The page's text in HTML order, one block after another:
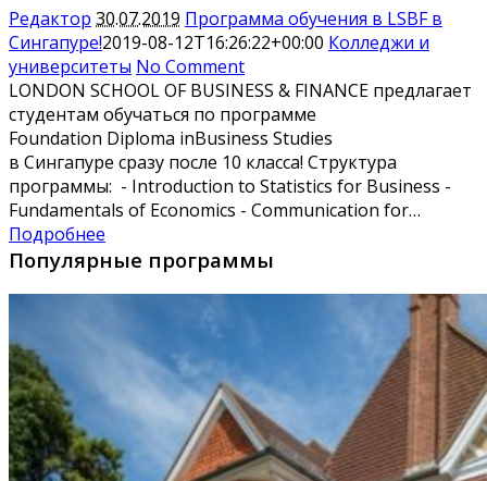
Редактор 30.07.2019 Программа обучения в LSBF в
Сингапуре!2019-08-12T16:26:22+00:00 Колледжи и
университеты No Comment
LONDON SCHOOL OF BUSINESS & FINANCE предлагает
студентам обучаться по программе
Foundation Diploma inBusiness Studies
в Сингапуре сразу после 10 класса! Структура
программы: - Introduction to Statistics for Business -
Fundamentals of Economics - Communication for…
Подробнее
Популярные программы